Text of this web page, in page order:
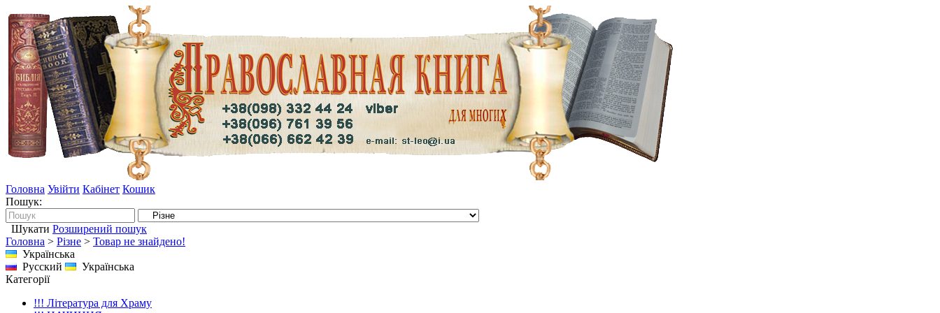
Головна Увійти Кабінет Кошик
Пошук:
Шукати Розширений пошук
Головна > Різне > Товар не знайдено!
Українська
Русский
Українська
Категорії
!!! Література для Храму